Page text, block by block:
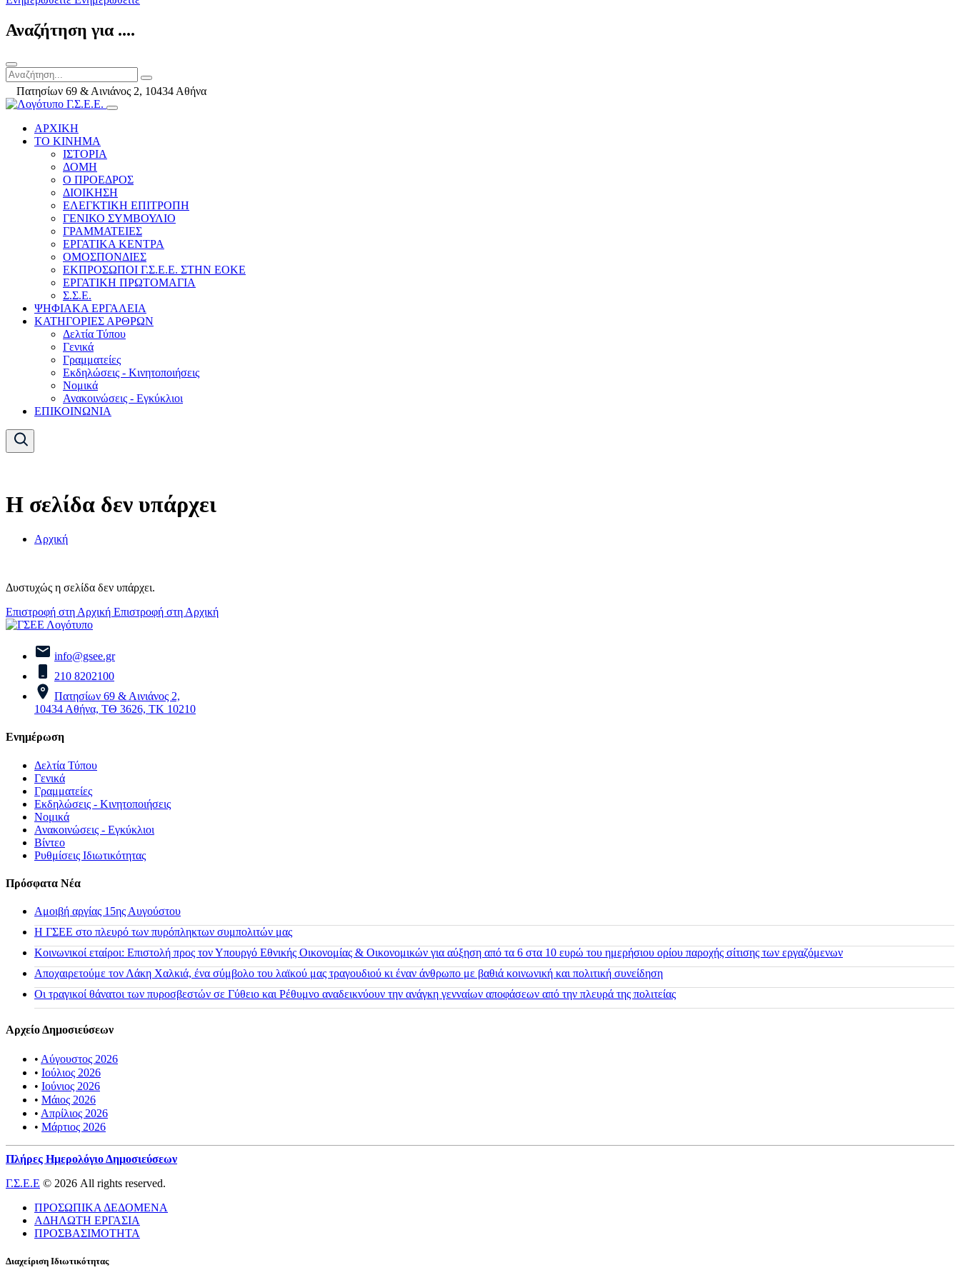
Αναζήτηση για ....
Πατησίων 69 & Αινιάνος 2, 10434 Αθήνα
ΑΡΧΙΚΗ
ΤΟ ΚΙΝΗΜΑ
ΙΣΤΟΡΙΑ
ΔΟΜΗ
Ο ΠΡΟΕΔΡΟΣ
ΔΙΟΙΚΗΣΗ
ΕΛΕΓΚΤΙΚΗ ΕΠΙΤΡΟΠΗ
ΓΕΝΙΚΟ ΣΥΜΒΟΥΛΙΟ
ΓΡΑΜΜΑΤΕΙΕΣ
ΕΡΓΑΤΙΚΑ ΚΕΝΤΡΑ
ΟΜΟΣΠΟΝΔΙΕΣ
ΕΚΠΡΟΣΩΠΟΙ Γ.Σ.Ε.Ε. ΣΤΗΝ ΕΟΚΕ
ΕΡΓΑΤΙΚΗ ΠΡΩΤΟΜΑΓΙΑ
Σ.Σ.Ε.
ΨΗΦΙΑΚΑ ΕΡΓΑΛΕΙΑ
ΚΑΤΗΓΟΡΙΕΣ ΑΡΘΡΩΝ
Δελτία Τύπου
Γενικά
Γραμματείες
Εκδηλώσεις - Κινητοποιήσεις
Νομικά
Ανακοινώσεις - Εγκύκλιοι
ΕΠΙΚΟΙΝΩΝΙΑ
Η σελίδα δεν υπάρχει
Αρχική
Δυστυχώς η σελίδα δεν υπάρχει.
Επιστροφή στη Αρχική Επιστροφή στη Αρχική
info@gsee.gr
210 8202100
Πατησίων 69 & Αινιάνος 2,
10434 Αθήνα, ΤΘ 3626, ΤΚ 10210
Ενημέρωση
Δελτία Τύπου
Γενικά
Γραμματείες
Εκδηλώσεις - Κινητοποιήσεις
Νομικά
Ανακοινώσεις - Εγκύκλιοι
Βίντεο
Ρυθμίσεις Ιδιωτικότητας
Πρόσφατα Νέα
Αμοιβή αργίας 15ης Αυγούστου
H ΓΣΕΕ στο πλευρό των πυρόπληκτων συμπολιτών μας
Κοινωνικοί εταίροι: Επιστολή προς τον Υπουργό Εθνικής Οικονομίας & Οικονομικών για αύξηση από τα 6 στα 10 ευρώ του ημερήσιου ορίου παροχής σίτισης των εργαζόμενων
Αποχαιρετούμε τον Λάκη Χαλκιά, ένα σύμβολο του λαϊκού μας τραγουδιού κι έναν άνθρωπο με βαθιά κοινωνική και πολιτική συνείδηση
Οι τραγικοί θάνατοι των πυροσβεστών σε Γύθειο και Ρέθυμνο αναδεικνύουν την ανάγκη γενναίων αποφάσεων από την πλευρά της πολιτείας
Αρχείο Δημοσιεύσεων
• Αύγουστος 2026
• Ιούλιος 2026
• Ιούνιος 2026
• Μάιος 2026
• Απρίλιος 2026
• Μάρτιος 2026
Πλήρες Ημερολόγιο Δημοσιεύσεων
Γ.Σ.Ε.Ε © 2026 All rights reserved.
ΠΡΟΣΩΠΙΚΑ ΔΕΔΟΜΕΝΑ
ΑΔΗΛΩΤΗ ΕΡΓΑΣΙΑ
ΠΡΟΣΒΑΣΙΜΟΤΗΤΑ
Διαχείριση Ιδιωτικότητας